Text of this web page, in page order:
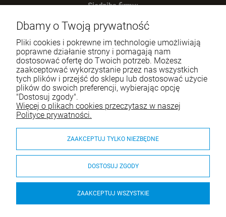
Siedziba firmy:
SWIP Decortrend Sp. z o.o. Sp. K.
ul. Legnicka 28
25-328 Kielce
NIP: 959-197-34-59
Tel.:
517-378-341
e-mail: sklep.decortrend@gmail.com
Pomoc
Moje konto
Płatności i dostawa
Dbamy o Twoją prywatność
Pliki cookies i pokrewne im technologie umożliwiają
poprawne działanie strony i pomagają nam
dostosować ofertę do Twoich potrzeb. Możesz
zaakceptować wykorzystanie przez nas wszystkich
tych plików i przejść do sklepu lub dostosować użycie
plików do swoich preferencji, wybierając opcję
"Dostosuj zgody".
Więcej o plikach cookies przeczytasz w naszej
Polityce prywatności.
ZAAKCEPTUJ TYLKO NIEZBĘDNE
DOSTOSUJ ZGODY
ZAAKCEPTUJ WSZYSTKIE